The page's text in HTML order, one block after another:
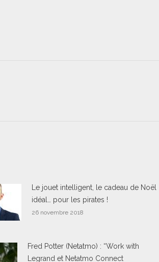
Le jouet intelligent, le cadeau de Noël
idéal… pour les pirates !
26 novembre 2018
Fred Potter (Netatmo) : “Work with
Legrand et Netatmo Connect